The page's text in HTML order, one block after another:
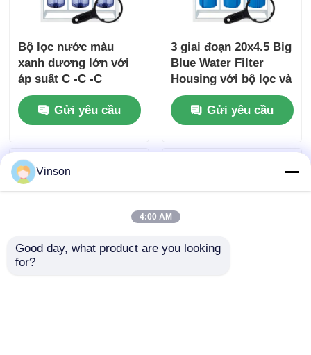
Bộ lọc nước màu
xanh dương lớn với
áp suất C -C -C
Gửi yêu cầu
3 giai đoạn 20x4.5 Big
Blue Water Filter
Housing với bộ lọc và
máy đo áp suất
Gửi yêu cầu
Vinson
4:00 AM
Good day, what product are you looking
for?